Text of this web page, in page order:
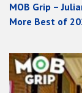
MOB Grip –
More Best of